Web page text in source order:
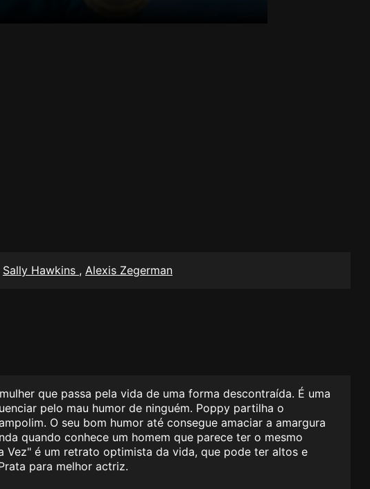
Sally Hawkins , Alexis Zegerman
que passa pela vida de uma forma descontraída. É uma
pelo mau humor de ninguém. Poppy partilha o
O seu bom humor até consegue amaciar a amargura
quando conhece um homem que parece ter o mesmo
Vez" é um retrato optimista da vida, que pode ter altos e
para melhor actriz.